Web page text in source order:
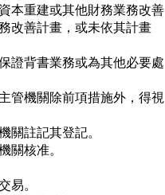
本重建或其他財務業務改善
改善計畫，或未依其計畫
證背書業務或為其他必要處
管機關除前項措施外，得視
關註記其登記。
關核准。
易。